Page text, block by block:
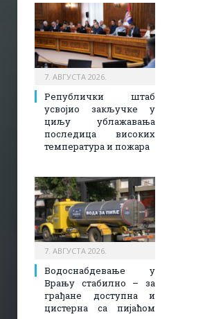
7. АВГУСТА 2026.
Републички штаб
усвојио закључке у
циљу ублажавања
последица високих
температура и пожара​
7. АВГУСТА 2026.
Водоснабдевање у
Врању стабилно – за
грађане доступна и
цистерна са пијаћом